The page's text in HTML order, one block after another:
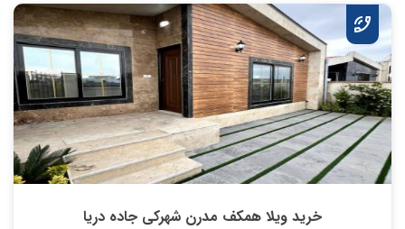
خرید ویلا همکف مدرن شهرکی جاده دریا